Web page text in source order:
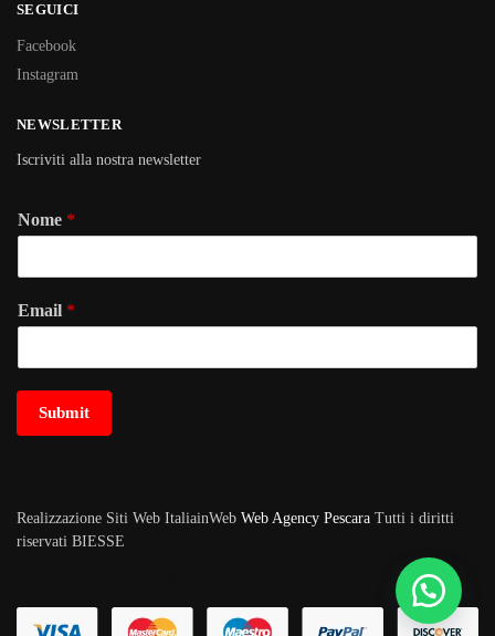
SEGUICI
Facebook
Instagram
NEWSLETTER
Iscriviti alla nostra newsletter
Nome *
Email *
Submit
Realizzazione Siti Web ItaliainWeb Web Agency Pescara Tutti i diritti
riservati BIESSE